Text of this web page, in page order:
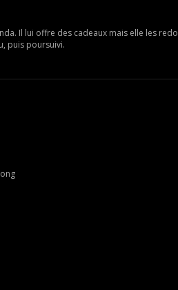
Il lui offre des cadeaux mais elle les
puis poursuivi.